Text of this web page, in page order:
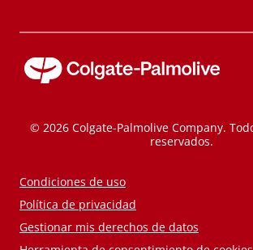
© 2026 Colgate-Palmolive Company.
reservados.
Condiciones de uso
Política de privacidad
Gestionar mis derechos de datos